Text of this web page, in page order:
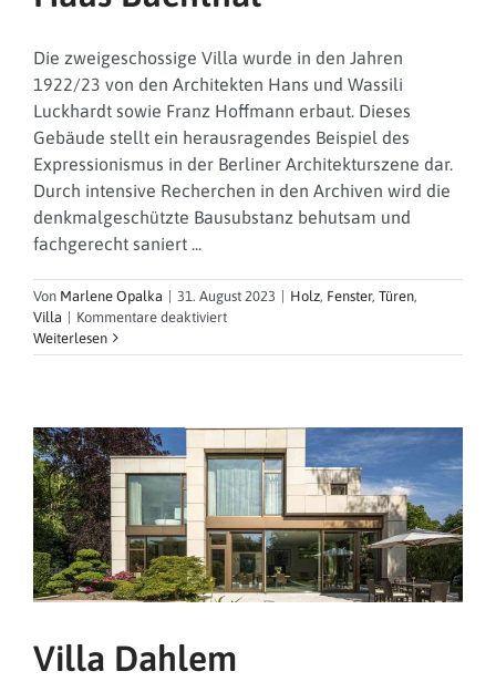
Die zweigeschossige Villa wurde in den Jahren
1922/23 von den Architekten Hans und Wassili
Luckhardt sowie Franz Hoffmann erbaut. Dieses
Gebäude stellt ein herausragendes Beispiel des
Expressionismus in der Berliner Architekturszene dar.
Durch intensive Recherchen in den Archiven wird die
denkmalgeschützte Bausubstanz behutsam und
fachgerecht saniert ...
Von Marlene Opalka 31. August 2023 Holz, Fenster, Türen,
Villa
Kommentare deaktiviertfür
Buchthal
Weiterlesen
Villa Dahlem